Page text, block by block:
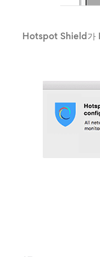
Hotspot Shield가